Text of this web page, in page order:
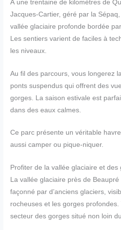
À une trentaine de kilomètres de
Jacques-Cartier, géré par la
vallée glaciaire profonde bordée
Les sentiers varient de faciles à
les niveaux.
Au fil des parcours, vous longerez
ponts suspendus qui offrent des
gorges. La saison estivale est
dans des eaux calmes.
Ce parc présente un véritable
aussi camper ou pique-niquer.
Profiter de la vallée glaciaire et des
La vallée glaciaire près de
façonné par d’anciens glaciers,
rocheuses et les gorges
secteur des gorges situé non loin